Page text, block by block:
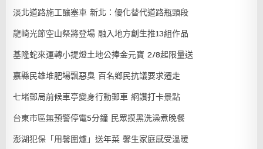
淡北道路施工釀塞車 新北：優化替代道路瓶頸段
龍崎光節空山祭將登場 融入地方創生推13組作品
基隆蛇來運轉小提燈土地公捧金元寶 2/8起限量送
嘉縣民雄堆肥場飄惡臭 百名鄉民抗議要求遷走
七堵郵局前候車亭變身行動郵車 網讚打卡景點
台東市區無預警停電5分鐘 民眾摸黑洗澡煮晚餐
澎湖犯保「用馨圍爐」送年菜 馨生家庭感受溫暖